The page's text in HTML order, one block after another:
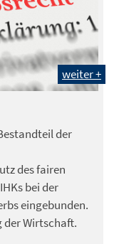
weiter +
der
des fairen
bei der
eingebunden.
der Wirtschaft.